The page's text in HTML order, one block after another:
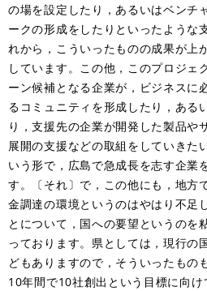
の場を設定したり，あるいはベンチ
ークの形成をしたりといったような
れから，こういったものの成果が上
しています。この他，このプロジェ
ーン候補となる企業が，ビジネスに
るコミュニティを形成したり，ある
り，支援先の企業が開発した製品や
展開の支援などの取組をしていきた
いう形で，広島で急成長を志す企業
す。〔それ〕で，この他にも，地方
金調達の環境というのはやはり不足
とについて，国への要望というのを
っております。県としては，現行の
どもありますので，そういったもの
10年間で10社創出という目標に向